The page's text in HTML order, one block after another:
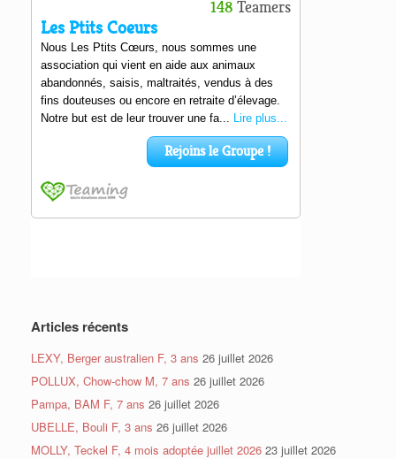
Articles récents
LEXY, Berger australien F, 3 ans 26 juillet 2026
POLLUX, Chow-chow M, 7 ans 26 juillet 2026
Pampa, BAM F, 7 ans 26 juillet 2026
UBELLE, Bouli F, 3 ans 26 juillet 2026
MOLLY, Teckel F, 4 mois adoptée juillet 2026 23 juillet 2026